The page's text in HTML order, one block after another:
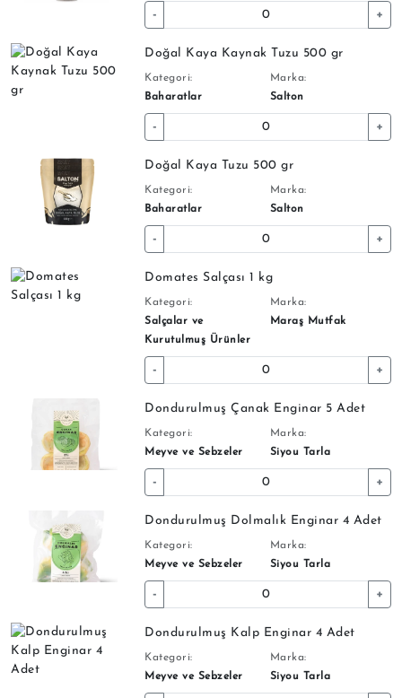
- +
Doğal Kaya Kaynak Tuzu 500 gr
Kategori:
Baharatlar
Marka:
Salton
- +
Doğal Kaya Tuzu 500 gr
Kategori:
Baharatlar
Marka:
Salton
- +
Domates Salçası 1 kg
Kategori:
Salçalar ve
Kurutulmuş Ürünler
Marka:
Maraş Mutfak
- +
Dondurulmuş Çanak Enginar 5 Adet
Kategori:
Meyve ve Sebzeler
Marka:
Siyou Tarla
- +
Dondurulmuş Dolmalık Enginar 4 Adet
Kategori:
Meyve ve Sebzeler
Marka:
Siyou Tarla
- +
Dondurulmuş Kalp Enginar 4 Adet
Kategori:
Meyve ve Sebzeler
Marka:
Siyou Tarla